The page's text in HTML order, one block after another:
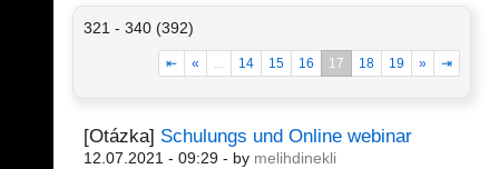
321 - 340 (392)
⇤ « ... 14 15 16 17 18 19 » ⇥
[Otázka] Schulungs und Online webinar
12.07.2021 - 09:29 - by melihdinekli